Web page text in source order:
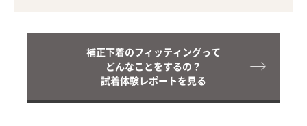
補正下着のフィッティングって
どんなことをするの？
試着体験レポートを見る